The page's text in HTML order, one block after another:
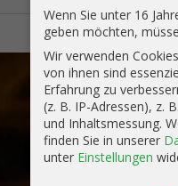
Wenn Sie unter 16
geben möchten,
Wir verwenden
von ihnen sind
Erfahrung zu
(z. B. IP-Adressen), z.
und Inhaltsmessung.
finden Sie in unserer
unter Einstellungen